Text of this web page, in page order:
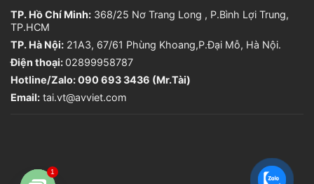
TP. Hồ Chí Minh: 368/25 Nơ Trang Long , P.Bình Lợi Trung,
TP.HCM
TP. Hà Nội: 21A3, 67/61 Phùng Khoang,P.Đại Mỗ, Hà Nội.
Điện thoại:02899958787
Hotline/Zalo: 090 693 3436 (Mr.Tài)
Email: tai.vt@avviet.com
1